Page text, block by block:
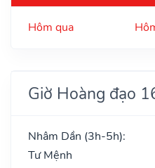
Hôm qua
Giờ Hoàng đạo
Nhâm Dần (3h-5h):
Tư Mệnh